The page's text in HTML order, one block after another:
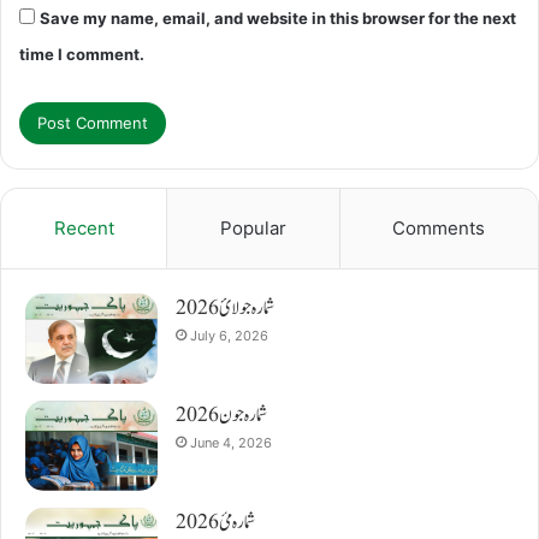
Save my name, email, and website in this browser for the next
time I comment.
Recent Popular Comments
شمارہ جولائ 2026
July 6, 2026
شمارہ جون 2026
June 4, 2026
شمارہ مئ 2026